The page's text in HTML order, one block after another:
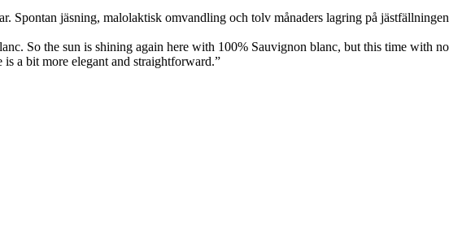
Spontan jäsning, malolaktisk omvandling och tolv månaders lagring på
So the sun is shining again here with 100% Sauvignon blanc, but this time with
a bit more elegant and straightforward.”